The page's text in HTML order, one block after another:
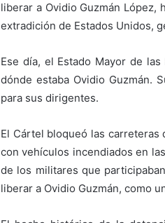
liberar a Ovidio Guzmán López,
extradición de Estados Unidos,
Ese día, el Estado Mayor de
dónde estaba Ovidio Guzmán.
para sus dirigentes.
El Cártel bloqueó las carreteras
con vehículos incendiados en
de los militares que
liberar a Ovidio Guzmán, como